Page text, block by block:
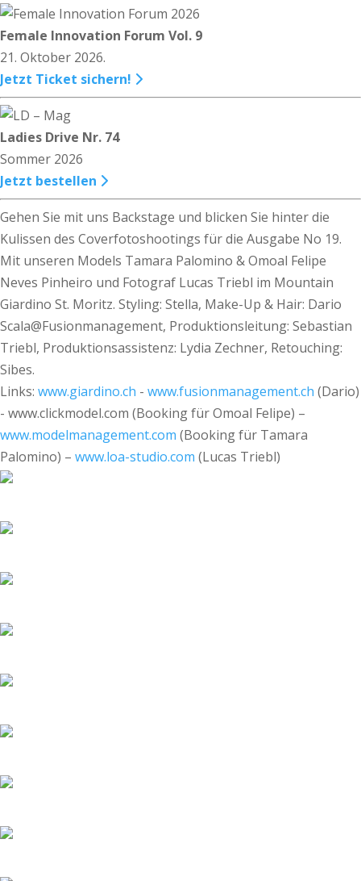
Female Innovation Forum Vol. 9
21. Oktober 2026.
Jetzt Ticket sichern!
Ladies Drive Nr. 74
Sommer 2026
Jetzt bestellen
Gehen Sie mit uns Backstage und blicken Sie hinter die
Kulissen des Coverfotoshootings für die Ausgabe No 19.
Mit unseren Models Tamara Palomino & Omoal Felipe
Neves Pinheiro und Fotograf Lucas Triebl im Mountain
Giardino St. Moritz. Styling: Stella, Make-Up & Hair: Dario
Scala@Fusionmanagement, Produktionsleitung: Sebastian
Triebl, Produktionsassistenz: Lydia Zechner, Retouching:
Sibes.
Links: www.giardino.ch - www.fusionmanagement.ch (Dario)
- www.clickmodel.com (Booking für Omoal Felipe) –
www.modelmanagement.com (Booking für Tamara
Palomino) – www.loa-studio.com (Lucas Triebl)